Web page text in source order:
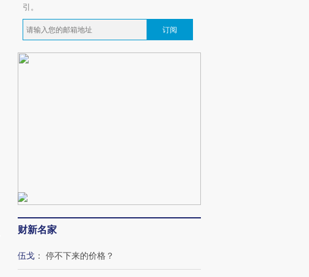
引。
订阅
财新名家
伍戈 ： 停不下来的价格？